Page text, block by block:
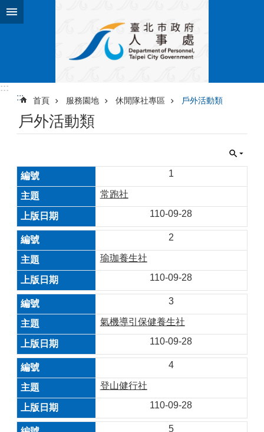
跳到主要內容區塊
:::
:::
首頁 服務園地 休閒隊社專區 戶外活動類
戶外活動類
1
常跑社
110-09-28
2
瑜珈養生社
110-09-28
3
氣機導引保健養生社
110-09-28
4
登山健行社
110-09-28
5